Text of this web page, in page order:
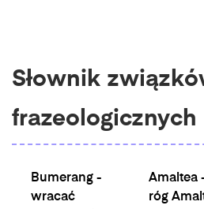
Słownik
frazeologicznych
Bumerang -
wracać
Amaltea
róg